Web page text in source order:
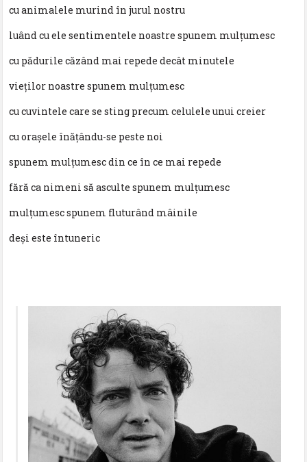
cu animalele murind în jurul nostru
luând cu ele sentimentele noastre spunem mulțumesc
cu pădurile căzând mai repede decât minutele
vieților noastre spunem mulțumesc
cu cuvintele care se sting precum celulele unui creier
cu orașele înățându-se peste noi
spunem mulțumesc din ce în ce mai repede
fără ca nimeni să asculte spunem mulțumesc
mulțumesc spunem fluturând mâinile
deși este întuneric